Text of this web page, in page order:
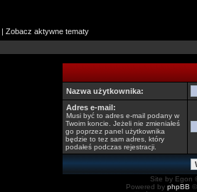
| Zobacz aktywne tematy
Nazwa użytkownika:
Adres e-mail:
Musi być to adres e-mail podany w
Twoim koncie. Jeżeli nie zmieniałeś
go poprzez panel użytkownika
będzie to tez sam adres, który
podałeś podczas rejestracji.
Site by Egon
Powered by phpBB